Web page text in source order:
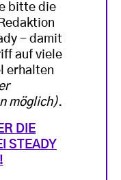
bitte die
- damit
auf viele
erhalten
möglich).
DIE
STEADY